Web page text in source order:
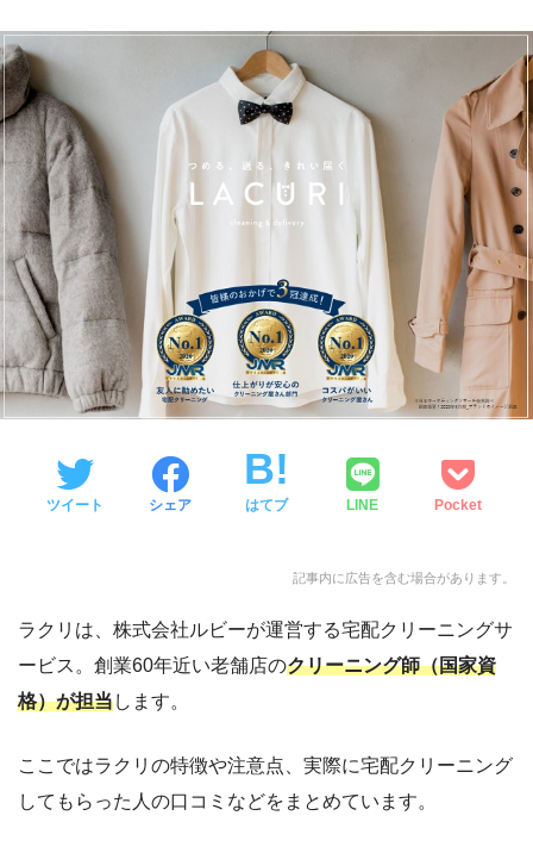
ツイート シェア はてブ LINE Pocket
記事内に広告を含む場合があります。
ラクリは、株式会社ルビーが運営する宅配クリーニングサ
ービス。創業60年近い老舗店のクリーニング師（国家資
格）が担当します。
ここではラクリの特徴や注意点、実際に宅配クリーニング
してもらった人の口コミなどをまとめています。